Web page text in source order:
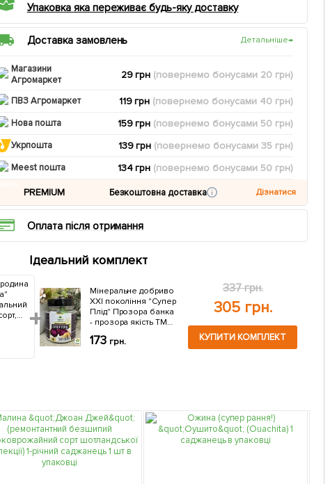
Упаковка яка переживає будь-яку доставку
Доставка замовлень Детальніше→
Магазини
Агромаркет
29 грн (повернемо бонусами 20 грн)
ПВЗ Агромаркет 119 грн (повернемо бонусами 40 грн)
Нова пошта 159 грн (повернемо бонусами 50 грн)
Укрпошта 139 грн (повернемо бонусами35 грн)
Meest пошта 134 грн (повернемо бонусами 50 грн)
PREMIUM Безкоштовна доставка Дізнатися
Оплата після отримання
Ідеальний комплект
Мiнеральне добриво
ХХI поколiння "Супер
Плiд" Прозора банка
- прозора якiсть ТМ
"AGRO-X" 120г
173 грн.
337 грн.
305 грн.
КУПИТИ КОМПЛЕКТ